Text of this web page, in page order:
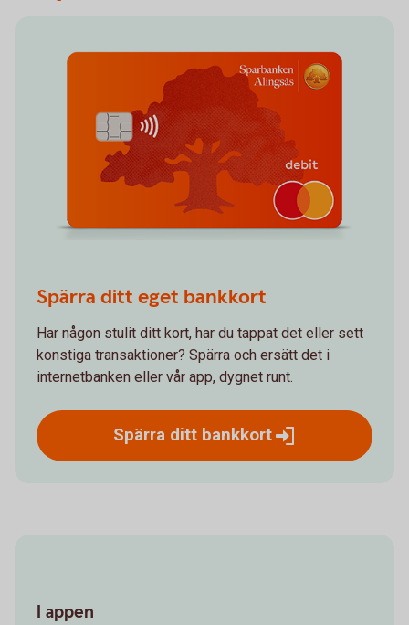
Spärra ditt eget bankkort
Har någon stulit ditt kort, har du tappat det eller sett
konstiga transaktioner? Spärra och ersätt det i
internetbanken eller vår app, dygnet runt.
Spärra ditt bankkort
I appen